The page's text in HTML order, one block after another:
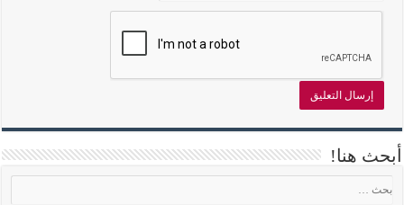
أبحث هنا!